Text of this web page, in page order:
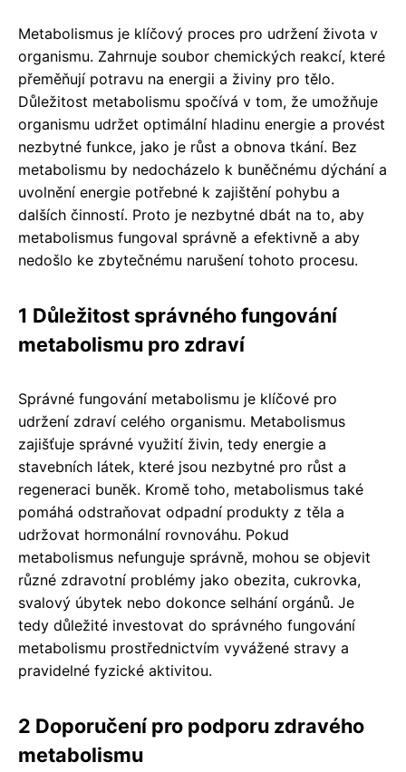
Metabolismus je klíčový proces pro udržení života v
organismu. Zahrnuje soubor chemických reakcí, které
přeměňují potravu na energii a živiny pro tělo.
Důležitost metabolismu spočívá v tom, že umožňuje
organismu udržet optimální hladinu energie a provést
nezbytné funkce, jako je růst a obnova tkání. Bez
metabolismu by nedocházelo k buněčnému dýchání a
uvolnění energie potřebné k zajištění pohybu a
dalších činností. Proto je nezbytné dbát na to, aby
metabolismus fungoval správně a efektivně a aby
nedošlo ke zbytečnému narušení tohoto procesu.
1 Důležitost správného fungování
metabolismu pro zdraví
Správné fungování metabolismu je klíčové pro
udržení zdraví celého organismu. Metabolismus
zajišťuje správné využití živin, tedy energie a
stavebních látek, které jsou nezbytné pro růst a
regeneraci buněk. Kromě toho, metabolismus také
pomáhá odstraňovat odpadní produkty z těla a
udržovat hormonální rovnováhu. Pokud
metabolismus nefunguje správně, mohou se objevit
různé zdravotní problémy jako obezita, cukrovka,
svalový úbytek nebo dokonce selhání orgánů. Je
tedy důležité investovat do správného fungování
metabolismu prostřednictvím vyvážené stravy a
pravidelné fyzické aktivitou.
2 Doporučení pro podporu zdravého
metabolismu